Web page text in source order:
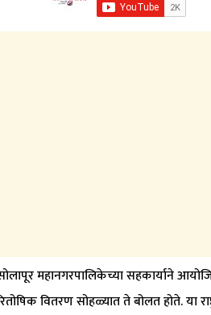
महानगरपालिकेच्या सहकार्याने
वितरण सोहळ्यात ते बोलत होते. या